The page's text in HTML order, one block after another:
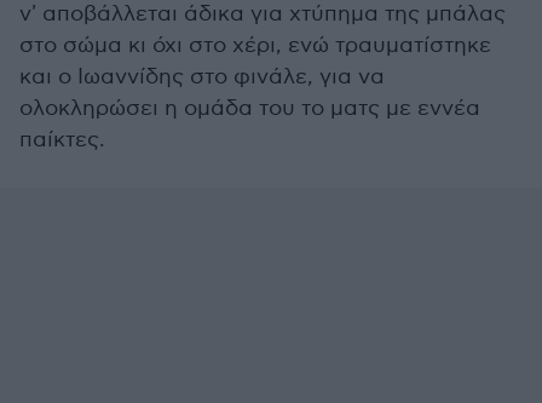
ν' αποβάλλεται άδικα για χτύπημα της μπάλας
στο σώμα κι όχι στο χέρι, ενώ τραυματίστηκε
και ο Ιωαννίδης στο φινάλε, για να
ολοκληρώσει η ομάδα του το ματς με εννέα
παίκτες.